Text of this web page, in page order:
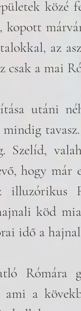
közé
kopott
az
csak a mai
utáni
Szelíd,
hogy
köd
idő a
Rómára
ami a